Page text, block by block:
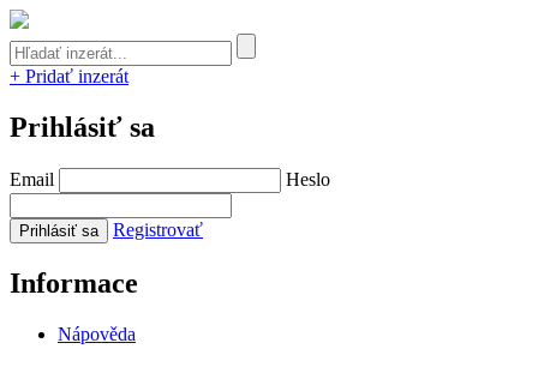
+ Pridať inzerát
Prihlásiť sa
Email Heslo
Registrovať
Informace
Nápověda